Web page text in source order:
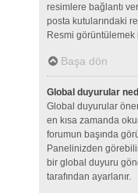
resimlere bağlantı
posta kutularındaki
Resmi görüntülemek
Başa dön
Global duyurular
Global duyurular
en kısa zamanda
forumun başında
Panelinizden
bir global duyuru
tarafından ayarlanır.